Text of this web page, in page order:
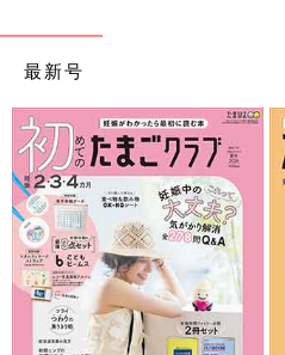
「いないいない…」と言いながら
うにタオルなどで隠してから、「
取って、赤ちゃんにママ・パパの
ママ・パパの顔が現れて大喜び。
【寝返りしそうなころからOK
最新号